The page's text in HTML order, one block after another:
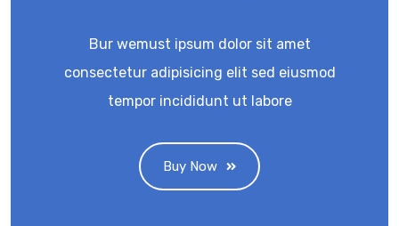
Bur wemust ipsum dolor sit amet
consectetur adipisicing elit sed eiusmod
tempor incididunt ut labore
Buy Now